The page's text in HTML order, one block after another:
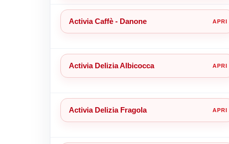
Activia Caffè - Danone
Activia Delizia Albicocca
Activia Delizia Fragola